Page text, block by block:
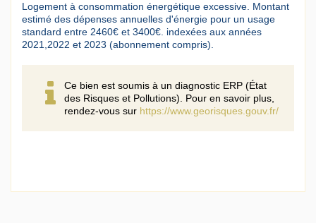
Logement à consommation énergétique excessive. Montant
estimé des dépenses annuelles d'énergie pour un usage
standard entre 2460€ et 3400€. indexées aux années
2021,2022 et 2023 (abonnement compris).
Ce bien est soumis à un diagnostic ERP (État
des Risques et Pollutions). Pour en savoir plus,
rendez-vous sur https://www.georisques.gouv.fr/